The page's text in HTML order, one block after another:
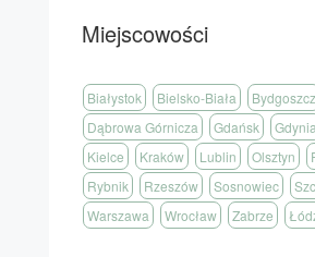
Miejscowości
Białystok Bielsko-Biała Bydgoszcz
Dąbrowa Górnicza
Gdańsk
Kielce
Kraków Lublin Olsztyn
Rybnik
Rzeszów Sosnowiec
Warszawa
Wrocław Zabrze